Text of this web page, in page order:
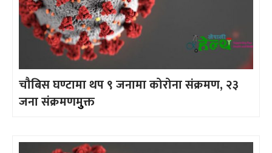
चौबिस घण्टामा थप ९ जनामा कोरोना संक्रमण, २३
जना संक्रमणमुुक्त